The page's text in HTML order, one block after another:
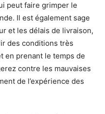
peut faire grimper le
Il est également sage
et les délais de livraison,
des conditions très
en prenant le temps de
contre les mauvaises
de l’expérience des